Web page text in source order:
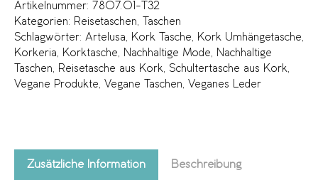
Artikelnummer: 7807.01-T32
Kategorien: Reisetaschen,
Taschen
Schlagwörter: Artelusa, Kork Tasche, Kork Umhängetasche,
Korkeria, Korktasche, Nachhaltige Mode,
Nachhaltige
Taschen, Reisetasche aus Kork, Schultertasche aus Kork,
Vegane Produkte, Vegane Taschen, Veganes Leder
Zusätzliche Information Beschreibung